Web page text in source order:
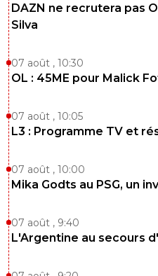
DAZN ne recrutera pas
Silva
07 août , 10:30
OL : 45ME pour Malick
07 août , 10:05
L3 : Programme TV et
07 août , 10:00
Mika Godts au PSG, un
07 août , 9:40
L'Argentine au secours